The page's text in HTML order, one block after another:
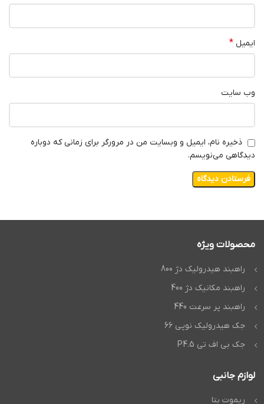
ایمیل *
وب‌ سایت
ذخیره نام، ایمیل و وبسایت من در مرورگر برای زمانی که دوباره
دیدگاهی می‌نویسم.
محصولات ویژه
راهبند هیدرولیک دژ 800
راهبند مکانیک دژ 400
راهبند پر سرعت 440
جک هیدرولیک نوپی 66
جک بی اف تی P4.5
لوازم جانبی
ریموت بتا